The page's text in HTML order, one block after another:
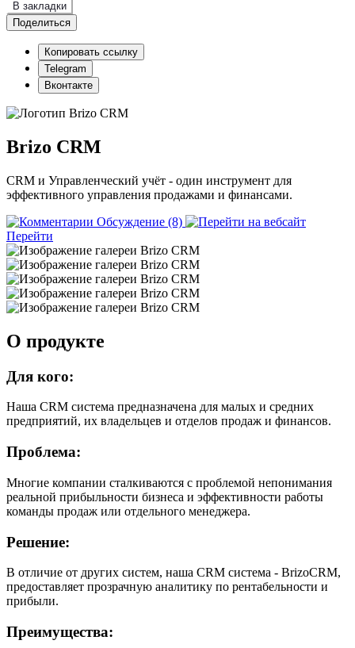
В закладки
Поделиться
Копировать ссылку
Telegram
Вконтакте
Brizo CRM
CRM и Управленческий учёт - один инструмент для
эффективного управления продажами и финансами.
Обсуждение (8)
Перейти
О продукте
Для кого:
Наша CRM система предназначена для малых и средних
предприятий, их владельцев и отделов продаж и финансов.
Проблема:
Многие компании сталкиваются с проблемой непонимания
реальной прибыльности бизнеса и эффективности работы
команды продаж или отдельного менеджера.
Решение:
В отличие от других систем, наша CRM система - BrizoCRM,
предоставляет прозрачную аналитику по рентабельности и
прибыли.
Преимущества: